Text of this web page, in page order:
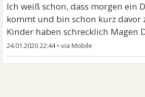
Ich weiß schon, dass morgen ein
kommt und bin schon kurz davor
Kinder haben schrecklich Magen
24.01.2020 22:44•